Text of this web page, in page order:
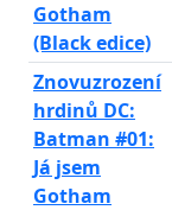
Gotham
(Black edice)
Znovuzrození
hrdinů DC:
Batman #01:
Já jsem
Gotham